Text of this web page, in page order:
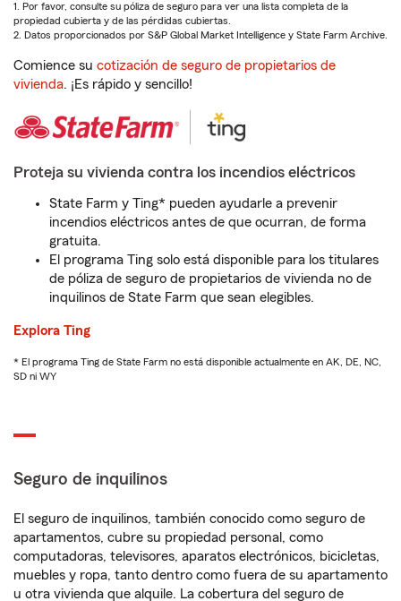
1. Por favor, consulte su póliza de seguro para ver una lista completa de la
propiedad cubierta y de las pérdidas cubiertas.
2. Datos proporcionados por S&P Global Market Intelligence y State Farm Archive.
Comience su cotización de seguro de propietarios de
vivienda. ¡Es rápido y sencillo!
Proteja su vivienda contra los incendios eléctricos
State Farm y Ting* pueden ayudarle a prevenir
incendios eléctricos antes de que ocurran, de forma
gratuita.
El programa Ting solo está disponible para los titulares
de póliza de seguro de propietarios de vivienda no de
inquilinos de State Farm que sean elegibles.
Explora Ting
* El programa Ting de State Farm no está disponible actualmente en AK, DE, NC,
SD ni WY
Seguro de inquilinos
El seguro de inquilinos, también conocido como seguro de
apartamentos, cubre su propiedad personal, como
computadoras, televisores, aparatos electrónicos, bicicletas,
muebles y ropa, tanto dentro como fuera de su apartamento
u otra vivienda que alquile. La cobertura del seguro de